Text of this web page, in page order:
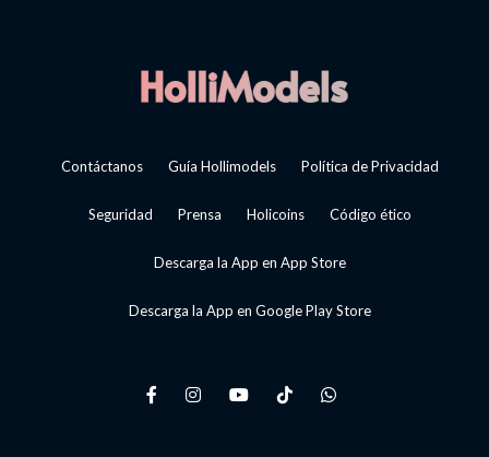
Contáctanos Guía Hollimodels Política de Privacidad
Seguridad Prensa Holicoins Código ético
Descarga la App en App Store
Descarga la App en Google Play Store